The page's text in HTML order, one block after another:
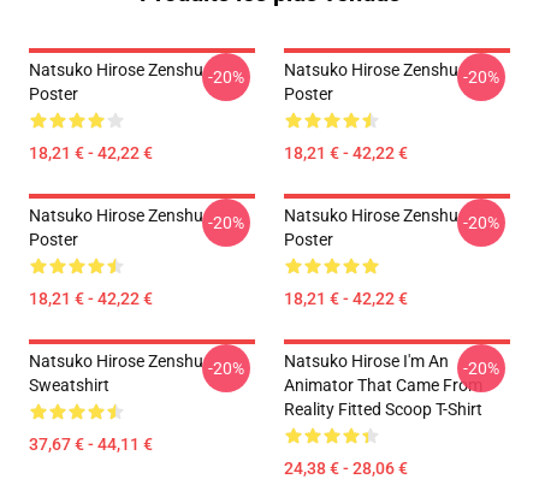
Natsuko Hirose Zenshu
Poster
18,21 € - 42,22 €
-20%
Natsuko Hirose Zenshu
Poster
18,21 € - 42,22 €
-20%
Natsuko Hirose Zenshu
Poster
18,21 € - 42,22 €
-20%
Natsuko Hirose Zenshu
Poster
18,21 € - 42,22 €
-20%
Natsuko Hirose Zenshu
Sweatshirt
37,67 € - 44,11 €
-20%
Natsuko Hirose I'm An
Animator That Came From
Reality Fitted Scoop T-Shirt
24,38 € - 28,06 €
-20%